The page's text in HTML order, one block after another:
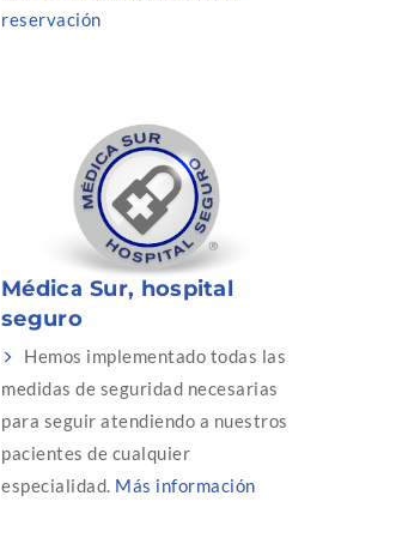
reservación
Médica Sur, hospital
seguro
Hemos implementado todas las
medidas de seguridad necesarias
para seguir atendiendo a nuestros
pacientes de cualquier
especialidad. Más información